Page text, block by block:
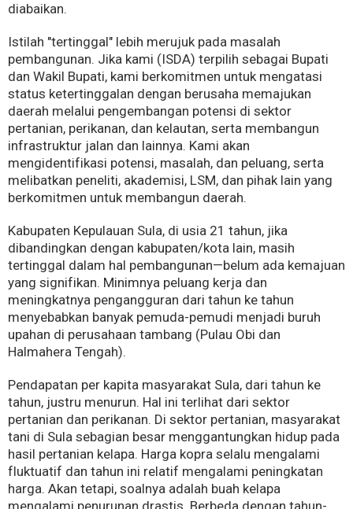
diabaikan.
Istilah "tertinggal" lebih merujuk pada masalah
pembangunan. Jika kami (ISDA) terpilih sebagai Bupati
dan Wakil Bupati, kami berkomitmen untuk mengatasi
status ketertinggalan dengan berusaha memajukan
daerah melalui pengembangan potensi di sektor
pertanian, perikanan, dan kelautan, serta membangun
infrastruktur jalan dan lainnya. Kami akan
mengidentifikasi potensi, masalah, dan peluang, serta
melibatkan peneliti, akademisi, LSM, dan pihak lain yang
berkomitmen untuk membangun daerah.
Kabupaten Kepulauan Sula, di usia 21 tahun, jika
dibandingkan dengan kabupaten/kota lain, masih
tertinggal dalam hal pembangunan—belum ada kemajuan
yang signifikan. Minimnya peluang kerja dan
meningkatnya pengangguran dari tahun ke tahun
menyebabkan banyak pemuda-pemudi menjadi buruh
upahan di perusahaan tambang (Pulau Obi dan
Halmahera Tengah).
Pendapatan per kapita masyarakat Sula, dari tahun ke
tahun, justru menurun. Hal ini terlihat dari sektor
pertanian dan perikanan. Di sektor pertanian, masyarakat
tani di Sula sebagian besar menggantungkan hidup pada
hasil pertanian kelapa. Harga kopra selalu mengalami
fluktuatif dan tahun ini relatif mengalami peningkatan
harga. Akan tetapi, soalnya adalah buah kelapa
mengalami penurunan drastis. Berbeda dengan tahun-